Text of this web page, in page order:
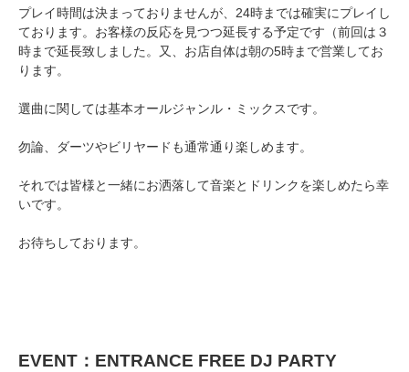
プレイ時間は決まっておりませんが、24時までは確実にプレイし
ております。お客様の反応を見つつ延長する予定です（前回は３
時まで延長致しました。又、お店自体は朝の5時まで営業してお
ります。
選曲に関しては基本オールジャンル・ミックスです。
勿論、ダーツやビリヤードも通常通り楽しめます。
それでは皆様と一緒にお洒落して音楽とドリンクを楽しめたら幸
いです。
お待ちしております。
EVENT：ENTRANCE FREE DJ PARTY